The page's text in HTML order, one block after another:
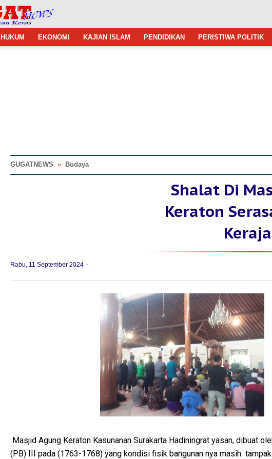
HUKUM EKONOMI KAJIAN ISLAM PENDIDIKAN PERISTIWA POLITIK
GUGATNEWS » Budaya
Shalat Di
Keraton
Rabu, 11 September 2024
Masjid Agung Keraton Kasunanan Surakarta Hadiningrat yasan, dibuat
(PB) III pada (1763-1768) yang kondisi fisik bangunan nya masih